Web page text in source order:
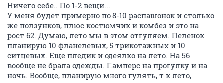
Ничего себе.. По 1-2 вещи...
У меня будет примерно по 8-10 распашонок и столько
же ползунков, плюс костюмчик и комбез и это на
рост 62. Думаю, лето мы в этом отгуляем. Пеленок
планирую 10 фланелевых, 5 трикотажных и 10
ситцевых. Еще пледик и одеялко на лето. На 56
вообще не брала одежды. Памперс на прогулку и на
ночь. Вообще, планирую много гулять, т к лето,